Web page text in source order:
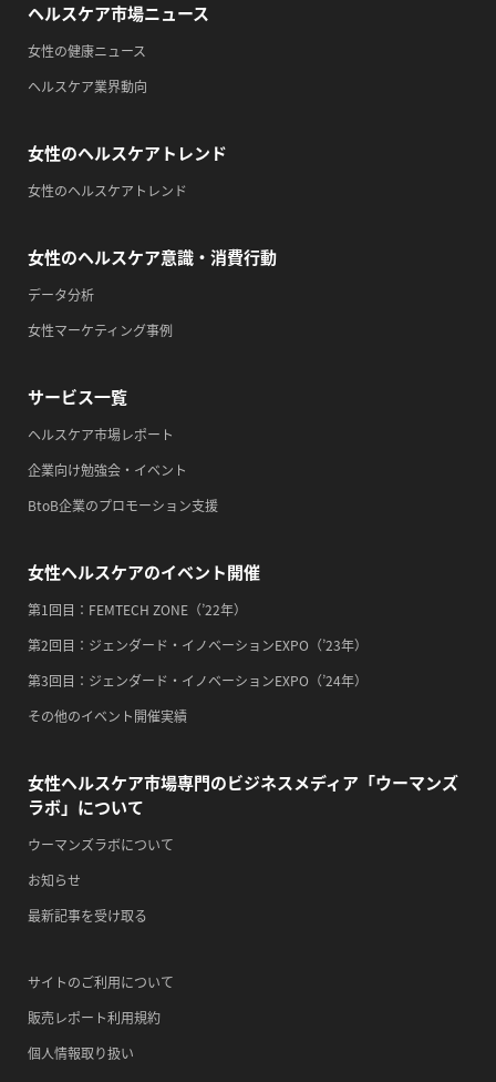
・がん征圧月間
・世界アルツハイマー月間
・健康増進普及月間
・職場の健康診断実施強化月間
2026/09/13(日)
・健康増進普及月間
・職場の健康診断実施強化月間
・自殺予防週間
・一汁三菜の日
2026/09/14(月)
・世界アルツハイマー月間
・健康増進普及月間
・歯ヂカラ探究月間
・職場の健康診断実施強化月間
・自殺予防週間
2026/09/15(火)
・がん征圧月間
・世界アルツハイマー月間
・健康増進普及月間
・歯ヂカラ探究月間
・自殺予防週間
2026/09/16(水)
・がん征圧月間
ヘルスケア市場ニュース
女性の健康ニュース
ヘルスケア業界動向
女性のヘルスケアトレンド
女性のヘルスケアトレンド
女性のヘルスケア意識・消費行動
データ分析
女性マーケティング事例
サービス一覧
ヘルスケア市場レポート
企業向け勉強会・イベント
BtoB企業のプロモーション支援
女性ヘルスケアのイベント開催
第1回目：FEMTECH ZONE（’22年）
第2回目：ジェンダード・イノベーションEXPO（’23年）
第3回目：ジェンダード・イノベーションEXPO（’24年）
その他のイベント開催実績
女性ヘルスケア市場専門のビジネスメディア「ウーマンズ
ラボ」について
ウーマンズラボについて
お知らせ
最新記事を受け取る
サイトのご利用について
販売レポート利用規約
個人情報取り扱い